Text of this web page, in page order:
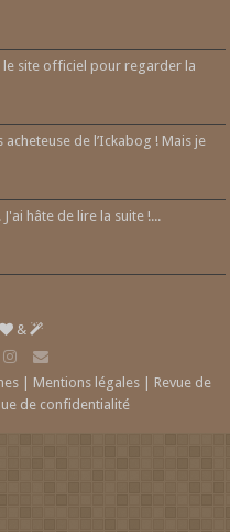
le site officiel pour regarder la
de l’Ickabog ! Mais je
hâte de lire la suite !...
&
| Mentions légales | Revue de
de confidentialité